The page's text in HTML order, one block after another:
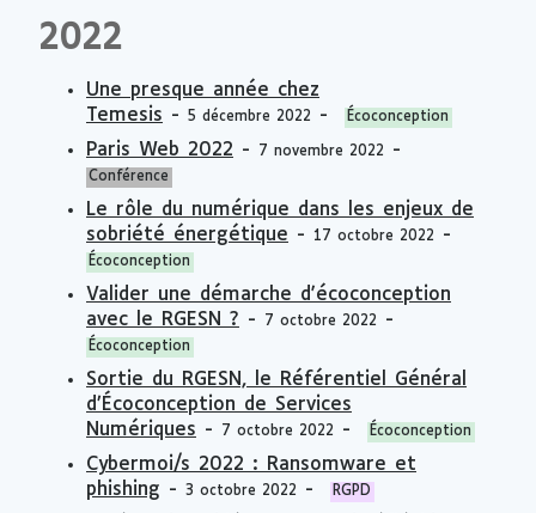
2022
Une presque année chez
Temesis - 5 décembre 2022 - Écoconception
Paris Web 2022 - 7 novembre 2022 -
Conférence
Le rôle du numérique dans les enjeux de
sobriété énergétique - 17 octobre 2022 -
Écoconception
Valider une démarche d'écoconception
avec le RGESN ? - 7 octobre 2022 -
Écoconception
Sortie du RGESN, le Référentiel Général
d’Écoconception de Services
Numériques - 7 octobre 2022 - Écoconception
Cybermoi/s 2022 : Ransomware et
phishing - 3 octobre 2022 - RGPD